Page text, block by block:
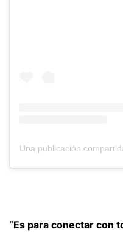
“Es para conectar con